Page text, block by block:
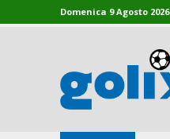
Domenica 9 Agosto 2026